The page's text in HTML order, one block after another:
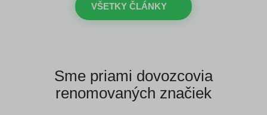
VŠETKY ČLÁNKY
Sme priami dovozcovia
renomovaných značiek